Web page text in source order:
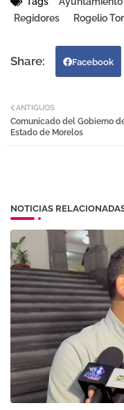
Regidores
Rogelio
Facebook
ANTIGUOS
Comunicado del Gobierno
Estado de Morelos
NOTICIAS